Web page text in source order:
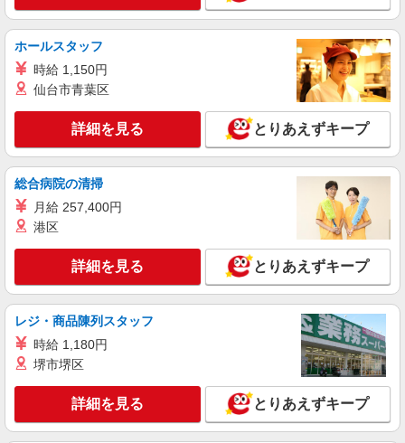
派遣社員 紹介予定派遣
株式会社シエロ
時給1730円〜 ※残業代支給 ★交通費別途支給
+゜ 入社祝い金10万円支給(規定有) お友達を紹介
頂くと, インセンティブ支給(規定有) ★月2回払
い・週払い可能（規程有）★ ゜・。○。・゜
+゜・。○。・゜+゜
東京都八王子市の家電量販店
キープ 詳細を見る
派遣社員 紹介予定派遣
株式会社シエロ
時給1400円〜 ※残業代支給 ★交通費別途支給
（規定あり） ゜+゜・。○。・゜+゜・。○。・゜
+゜ 入社祝い金10万円支給(規定有) お友達を紹介
頂くと, インセンティブ支給(規定有) ★月2回払
い・週払い可能（規程有）★ ゜・。○。・゜
東京都八王子市東淺川町のauショップ
詳細を見る
派遣社員 紹介予定派遣
携帯販売スタッフ【au】
時給1730円〜 ※残業代支給 ★交通費別途支給
ホールスタッフ
時給 1,150円
仙台市青葉区
詳細を見る とりあえずキープ
総合病院の清掃
月給 257,400円
港区
詳細を見る とりあえずキープ
レジ・商品陳列スタッフ
時給 1,180円
堺市堺区
詳細を見る とりあえずキープ